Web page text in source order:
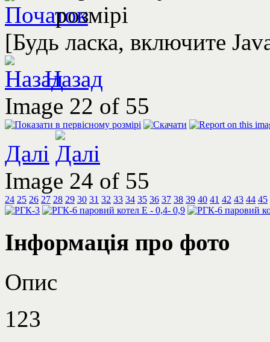
[Будь ласка, включите
Назад
Image 22 of 55
Далі
Image 24 of 55
24 25 26 27 28 29 30 31 32 33 34 35 36 37 38 39 40 41 42 43 44 45
Інформація про фото
Опис
123